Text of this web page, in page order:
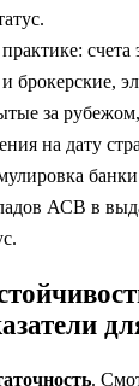
брокерские,
за
на дату
АСВ в
.